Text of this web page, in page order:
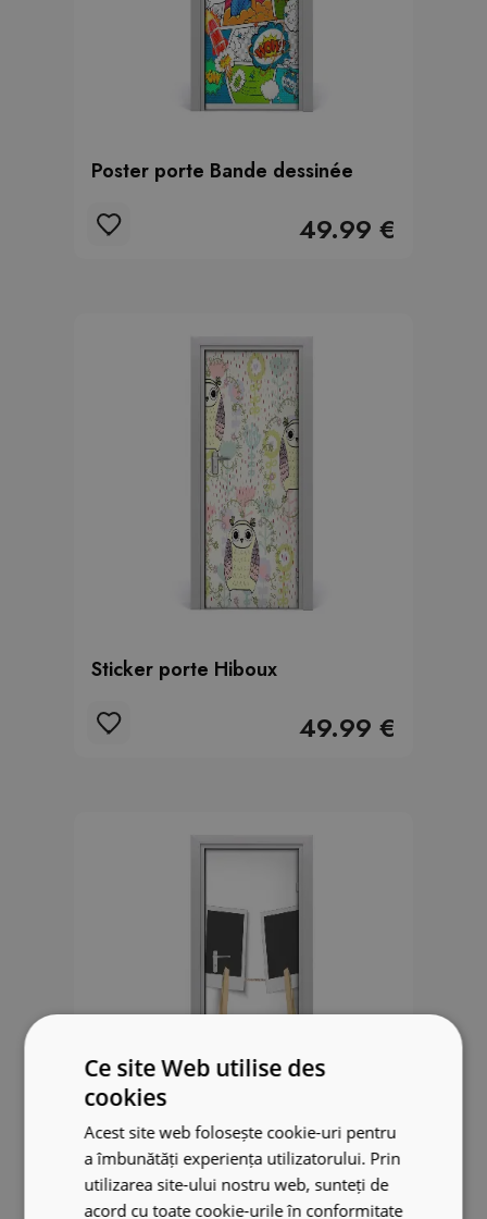
Poster porte Bande dessinée
49.99 €
Sticker porte Hiboux
49.99 €
Sticker de porte Cadres photo
noirs
Ce site Web utilise des
cookies
Acest site web folosește cookie-uri pentru
a îmbunătăți experiența utilizatorului. Prin
utilizarea site-ului nostru web, sunteți de
acord cu toate cookie-urile în conformitate